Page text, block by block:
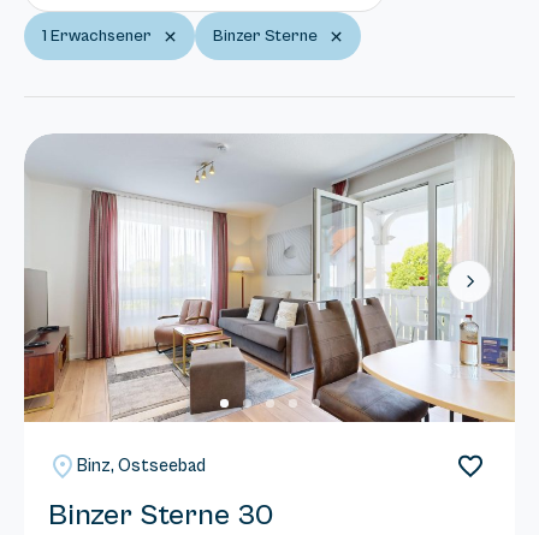
1 Erwachsener Binzer Sterne
Next
Binz, Ostseebad
Binzer Sterne 30